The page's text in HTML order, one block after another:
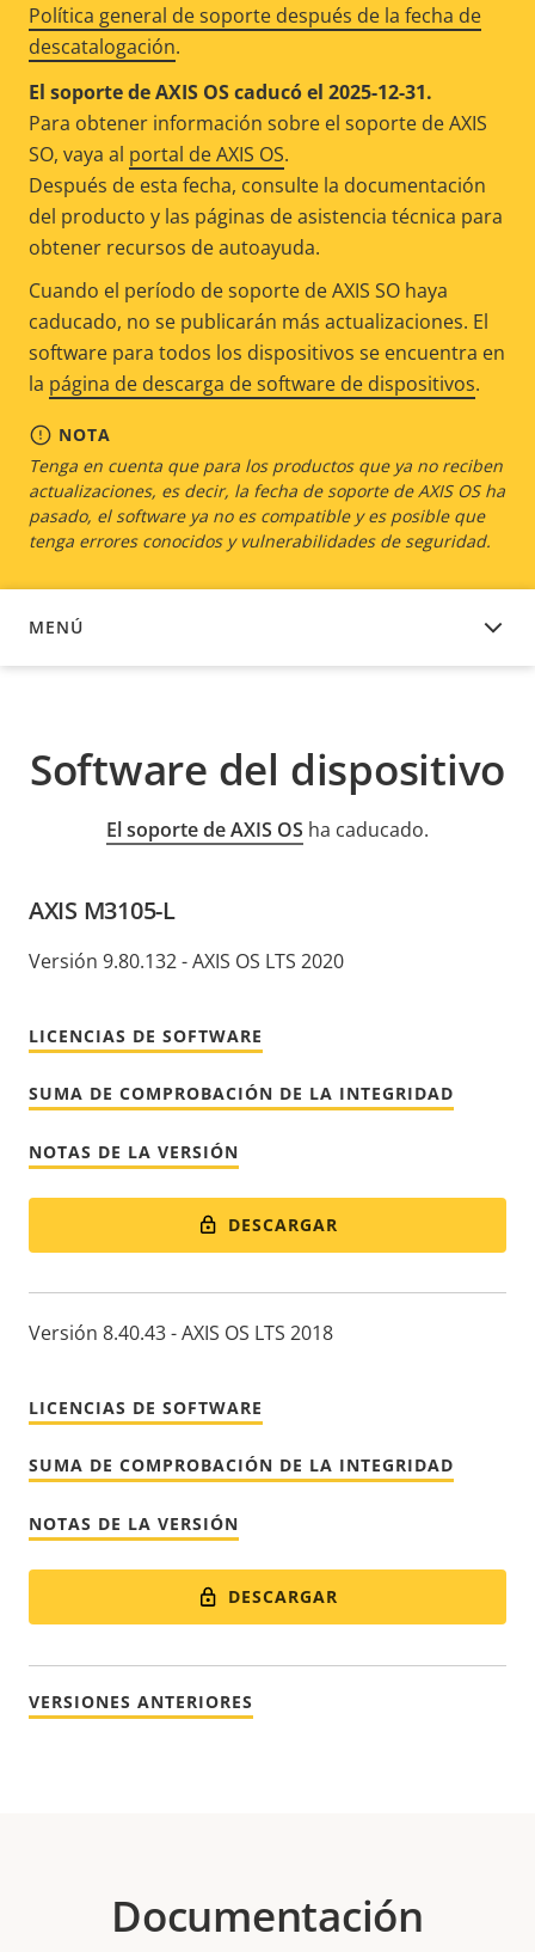
Política general de soporte después de la fecha de
descatalogación.
El soporte de AXIS OS caducó el 2025-12-31.
Para obtener información sobre el soporte de AXIS
SO, vaya al portal de AXIS OS.
Después de esta fecha, consulte la documentación
del producto y las páginas de asistencia técnica para
obtener recursos de autoayuda.
Cuando el período de soporte de AXIS SO haya
caducado, no se publicarán más actualizaciones. El
software para todos los dispositivos se encuentra en
la página de descarga de software de dispositivos.
NOTA
Tenga en cuenta que para los productos que ya no reciben
actualizaciones, es decir, la fecha de soporte de AXIS OS ha
pasado, el software ya no es compatible y es posible que
tenga errores conocidos y vulnerabilidades de seguridad.
MENÚ
SOFTWARE DEL DISPOSITIVO
Software del dispositivo
El soporte de AXIS OS ha caducado.
AXIS M3105-L
Versión 9.80.132 - AXIS OS LTS 2020
LICENCIAS DE SOFTWARE
SUMA DE COMPROBACIÓN DE LA INTEGRIDAD
NOTAS DE LA VERSIÓN
DESCARGAR
Versión 8.40.43 - AXIS OS LTS 2018
LICENCIAS DE SOFTWARE
SUMA DE COMPROBACIÓN DE LA INTEGRIDAD
NOTAS DE LA VERSIÓN
DESCARGAR
VERSIONES ANTERIORES
Documentación